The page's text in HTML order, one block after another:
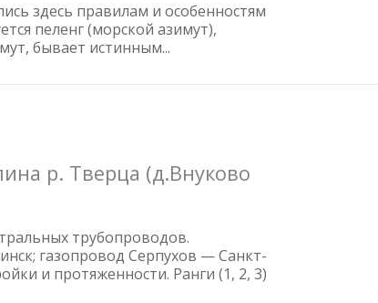
здесь правилам и особенностям
пеленг (морской азимут),
бывает истинным...
р. Тверца (д.Внуково
трубопроводов.
газопровод Серпухов — Санкт-
и протяженности. Ранги (1, 2, 3)